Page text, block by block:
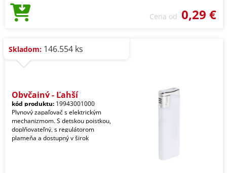
Cena od 0,29 €
Skladom: 146.554 ks
Obyčajný - Ľahší
kód produktu: 19943001000
Plynový zapaľovač s elektrickým
mechanizmom. S detskou poistkou,
doplňovateľný, s regulátorom
plameňa a dostupný v širok